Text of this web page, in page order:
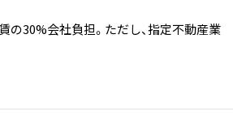
の30%会社負担。ただし、指定不動産業